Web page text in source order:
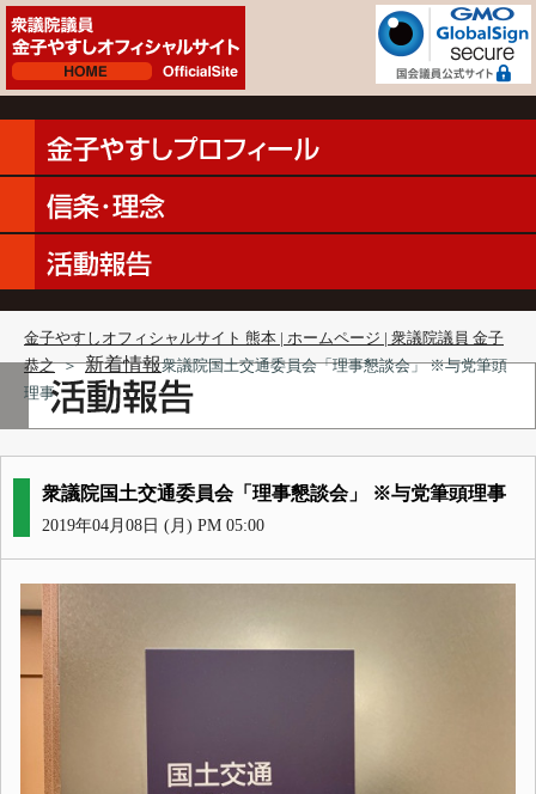
金子やすしオフィシャルサイト 熊本 | ホームページ | 衆議院議員 金子
恭之 ＞ 新着情報衆議院国土交通委員会「理事懇談会」 ※与党筆頭
理事
衆議院国土交通委員会「理事懇談会」 ※与党筆頭理事
2019年04月08日 (月) PM 05:00